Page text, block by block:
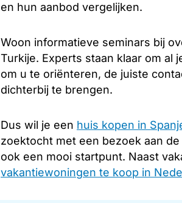
en hun aanbod vergelijken.
Woon informatieve seminars bij
Turkije. Experts staan klaar om al
om u te oriënteren, de juiste
dichterbij te brengen.
Dus wil je een huis kopen in
zoektocht met een bezoek aan
ook een mooi startpunt. Naast
vakantiewoningen te koop in